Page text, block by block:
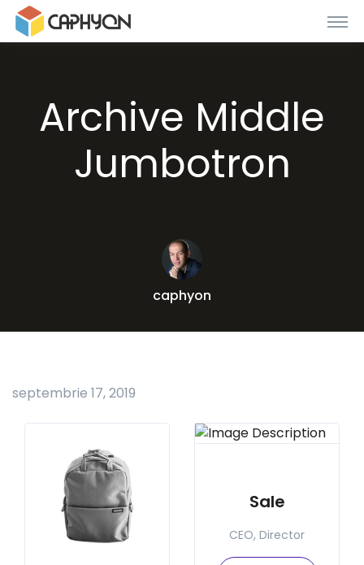
Archive Middle
Jumbotron
caphyon
septembrie 17, 2019
Sale
CEO, Director